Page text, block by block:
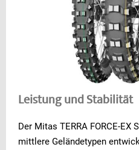
Leistung und Stabilität
Der Mitas TERRA FORCE-
mittlere Geländetypen